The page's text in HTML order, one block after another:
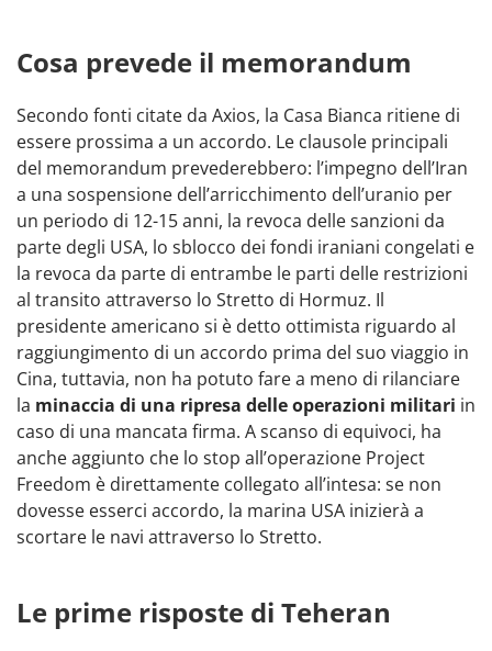
Cosa prevede il memorandum
Secondo fonti citate da Axios, la Casa Bianca ritiene di
essere prossima a un accordo. Le clausole principali
del memorandum prevederebbero: l’impegno dell’Iran
a una sospensione dell’arricchimento dell’uranio per
un periodo di 12-15 anni, la revoca delle sanzioni da
parte degli USA, lo sblocco dei fondi iraniani congelati e
la revoca da parte di entrambe le parti delle restrizioni
al transito attraverso lo Stretto di Hormuz. Il
presidente americano si è detto ottimista riguardo al
raggiungimento di un accordo prima del suo viaggio in
Cina, tuttavia, non ha potuto fare a meno di rilanciare
la minaccia di una ripresa delle operazioni militari in
caso di una mancata firma. A scanso di equivoci, ha
anche aggiunto che lo stop all’operazione Project
Freedom è direttamente collegato all’intesa: se non
dovesse esserci accordo, la marina USA inizierà a
scortare le navi attraverso lo Stretto.
Le prime risposte di Teheran